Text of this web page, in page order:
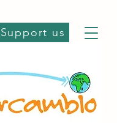
Support us